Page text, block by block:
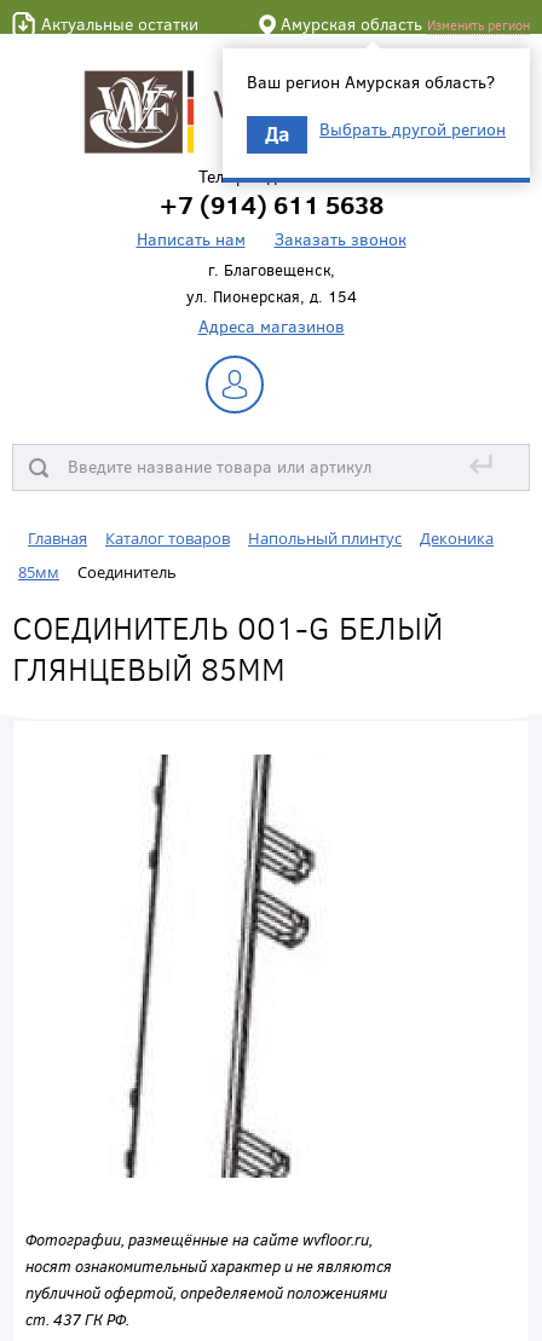
Актуальные остатки Амурская область Изменить регион
Ваш регион Амурская область?
Да Выбрать другой регион
Телефон для связи
+7 (914) 611 5638
Написать нам Заказать звонок
г. Благовещенск,
ул. Пионерская, д. 154
Адреса магазинов
↵
Главная Каталог товаров Напольный плинтус
Деконика
85мм
Соединитель
СОЕДИНИТЕЛЬ 001-G БЕЛЫЙ
ГЛЯНЦЕВЫЙ 85ММ
Фотографии, размещённые на сайте wvfloor.ru,
носят ознакомительный характер и не являются
публичной офертой, определяемой положениями
ст. 437 ГК РФ.